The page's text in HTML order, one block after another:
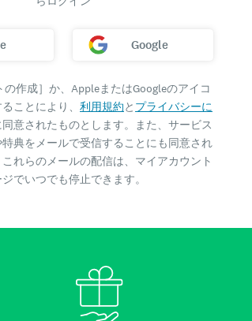
Google
の作成］か、AppleまたはGoogleのアイコ
ことにより、 利用規約と プライバシーに
同意されたものとします。また、サービス
典をメールで受信することにも同意され
れらのメールの配信は、マイアカウント
でいつでも停止できます。